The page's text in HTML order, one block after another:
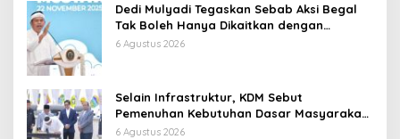
Dedi Mulyadi Tegaskan Sebab Aksi Begal
Tak Boleh Hanya Dikaitkan dengan
Ekonomi
6 Agustus 2026
Selain Infrastruktur, KDM Sebut
Pemenuhan Kebutuhan Dasar Masyarakat
Jadi Fokus APBD Jabar 2027
6 Agustus 2026